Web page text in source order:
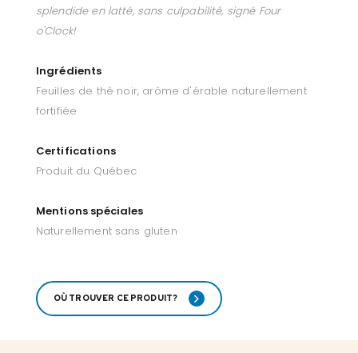
splendide en latté, sans culpabilité, signé Four
o'Clock!
Ingrédients
Feuilles de thé noir, arôme d'érable naturellement
fortifiée
Certifications
Produit du Québec
Mentions spéciales
Naturellement sans gluten
OÙ TROUVER CE PRODUIT?